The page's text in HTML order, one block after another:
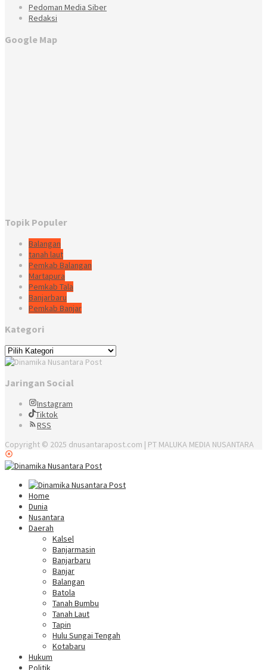
Pedoman Media Siber
Redaksi
Google Map
Topik Populer
Balangan
tanah laut
Pemkab Balangan
Martapura
Pemkab Tala
Banjarbaru
Pemkab Banjar
Kategori
Kategori
Jaringan Social
Instagram
Tiktok
RSS
Copyright © 2025 dnusantarapost.com | PT MALUKA MEDIA NUSANTARA
Home
Dunia
Nusantara
Daerah
Kalsel
Banjarmasin
Banjarbaru
Banjar
Balangan
Batola
Tanah Bumbu
Tanah Laut
Tapin
Hulu Sungai Tengah
Kotabaru
Hukum
Politik